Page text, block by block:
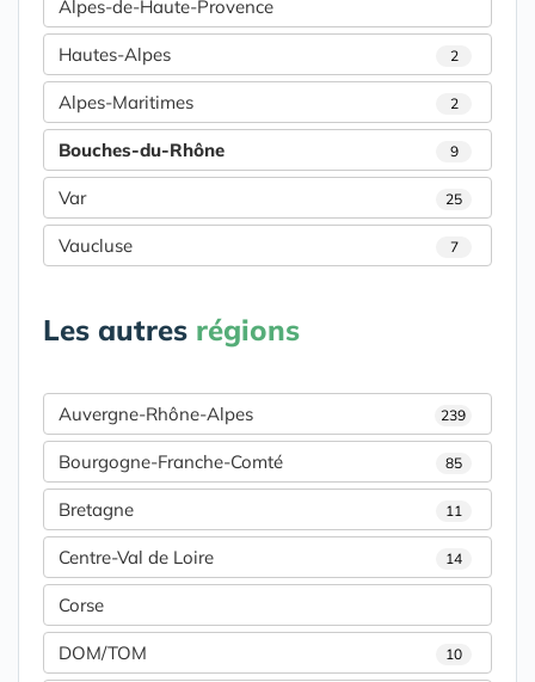
Alpes-de-Haute-Provence
Hautes-Alpes 2
Alpes-Maritimes 2
Bouches-du-Rhône 9
Var 25
Vaucluse 7
Les autres régions
Auvergne-Rhône-Alpes 239
Bourgogne-Franche-Comté 85
Bretagne 11
Centre-Val de Loire 14
Corse
DOM/TOM 10